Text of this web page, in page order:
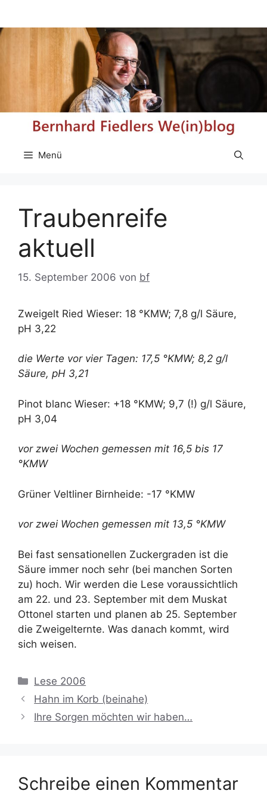
springen
Menü
Traubenreife
aktuell
15. September 2006 von bf
Zweigelt Ried Wieser: 18 °KMW; 7,8 g/l Säure,
pH 3,22
die Werte vor vier Tagen: 17,5 °KMW; 8,2 g/l
Säure, pH 3,21
Pinot blanc Wieser: +18 °KMW; 9,7 (!) g/l Säure,
pH 3,04
vor zwei Wochen gemessen mit 16,5 bis 17
°KMW
Grüner Veltliner Birnheide: -17 °KMW
vor zwei Wochen gemessen mit 13,5 °KMW
Bei fast sensationellen Zuckergraden ist die
Säure immer noch sehr (bei manchen Sorten
zu) hoch. Wir werden die Lese voraussichtlich
am 22. und 23. September mit dem Muskat
Ottonel starten und planen ab 25. September
die Zweigelternte. Was danach kommt, wird
sich weisen.
Kategorien
Lese 2006
Hahn im Korb (beinahe)
Ihre Sorgen möchten wir haben…
Schreibe einen Kommentar